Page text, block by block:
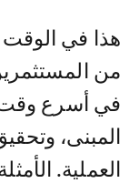
هذا في الوقت
من
في أسرع
المبنى،
العملية.